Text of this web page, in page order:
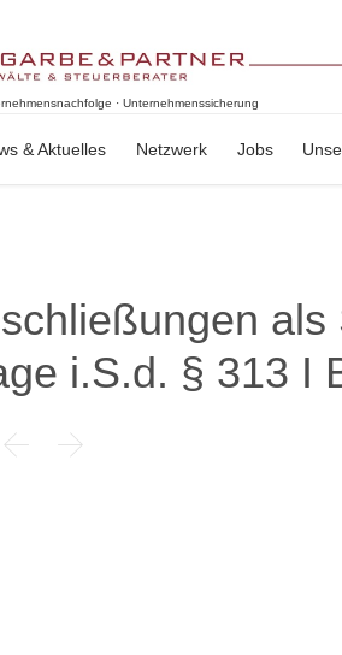
· Unternehmenssicherung
to
& Aktuelles Netzwerk Jobs
als
i.S.d. § 313 I
 